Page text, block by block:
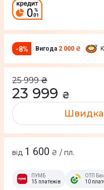
-8% Вигода 2 000 ₴
25 999 ₴
23 999 ₴
Швидка
від 1 600 ₴ / пл.
ПУМБ
15 платежів
ОТП
10